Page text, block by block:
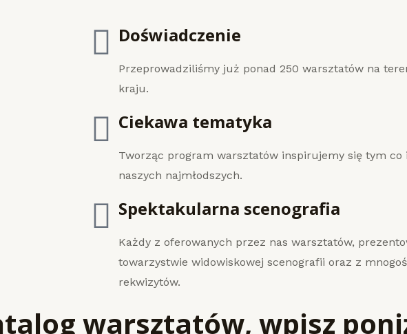
Doświadczenie
Przeprowadziliśmy już ponad 250 warsztatów na
kraju.
Ciekawa tematyka
Tworząc program warsztatów inspirujemy się tym co
naszych najmłodszych.
Spektakularna scenografia
Każdy z oferowanych przez nas warsztatów,
towarzystwie widowiskowej scenografii oraz z
rekwizytów.
warsztatów, wpisz